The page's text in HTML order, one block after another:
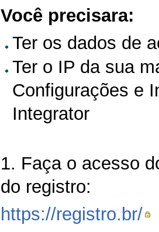
Você precisara:
Ter os dados de
Ter o IP da sua
Configurações e
Integrator
1. Faça o acesso
do registro:
https://registro.br/